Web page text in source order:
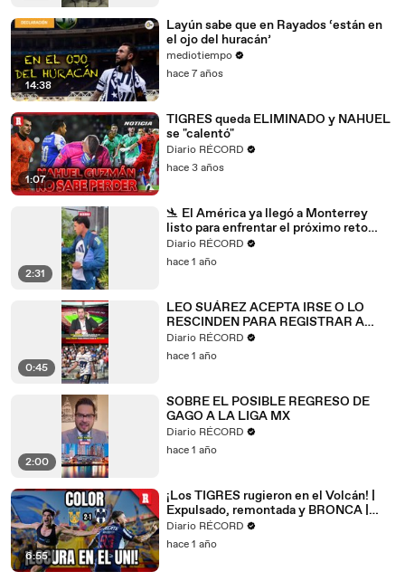
14:38
Layún sabe que en Rayados ‘están en
el ojo del huracán’
mediotiempo
hace 7 años
1:07
TIGRES queda ELIMINADO y NAHUEL
se "calentó"
Diario RÉCORD
hace 3 años
2:31
🛬 El América ya llegó a Monterrey
listo para enfrentar el próximo reto
ante Tigres.
Diario RÉCORD
hace 1 año
0:45
LEO SUÁREZ ACEPTA IRSE O LO
RESCINDEN PARA REGISTRAR A
KEYLOR
Diario RÉCORD
hace 1 año
2:00
SOBRE EL POSIBLE REGRESO DE
GAGO A LA LIGA MX
Diario RÉCORD
hace 1 año
6:55
¡Los TIGRES rugieron en el Volcán! |
Expulsado, remontada y BRONCA |
Tigres vs Rayados
Diario RÉCORD
hace 1 año